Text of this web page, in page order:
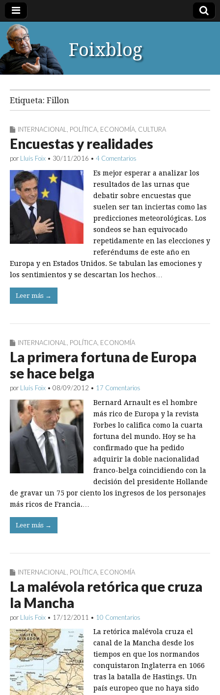
Foixblog
Etiqueta: Fillon
INTERNACIONAL POLÍTICA ECONOMÍA CULTURA
Encuestas y realidades
por Lluís Foix • 30/11/2016 • 4 Comentarios
Es mejor esperar a analizar los
resultados de las urnas que
debatir sobre encuestas que
suelen ser tan inciertas como las
predicciones meteorológicas. Los
sondeos se han equivocado
repetidamente en las elecciones y
referéndums de este año en
Europa y en Estados Unidos. Se tabulan las emociones y
los sentimientos y se descartan los hechos…
Leer más →
INTERNACIONAL POLÍTICA ECONOMÍA
La primera fortuna de Europa
se hace belga
por Lluís Foix • 08/09/2012 • 17 Comentarios
Bernard Arnault es el hombre
más rico de Europa y la revista
Forbes lo califica como la cuarta
fortuna del mundo. Hoy se ha
confirmado que ha pedido
adquirir la doble nacionalidad
franco-belga coincidiendo con la
decisión del presidente Hollande
de gravar un 75 por ciento los ingresos de los personajes
más ricos de Francia.…
Leer más →
INTERNACIONAL POLÍTICA ECONOMÍA
La malévola retórica que cruza
la Mancha
por Lluís Foix • 17/12/2011 • 10 Comentarios
La retórica malévola cruza el
canal de la Mancha desde los
tiempos en que los normandos
conquistaron Inglaterra en 1066
tras la batalla de Hastings. Un
país europeo que no haya sido